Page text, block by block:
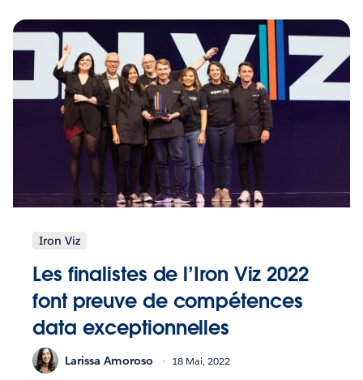
Iron Viz
Les finalistes de l’Iron Viz 2022
font preuve de compétences
data exceptionnelles
Larissa Amoroso 18 Mai, 2022